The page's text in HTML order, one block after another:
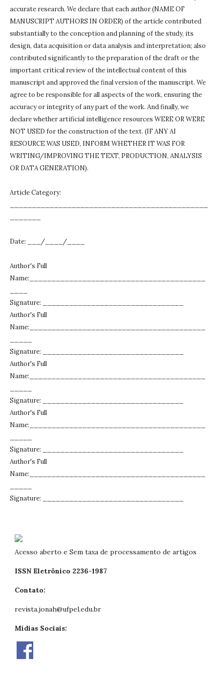
accurate research. We declare that each author (NAME OF
MANUSCRIPT AUTHORS IN ORDER) of the article contributed
substantially to the conception and planning of the study, its
design, data acquisition or data analysis and interpretation; also
contributed significantly to the preparation of the draft or the
important critical review of the intellectual content of this
manuscript and approved the final version of the manuscript. We
agree to be responsible for all aspects of the work, ensuring the
accuracy or integrity of any part of the work. And finally, we
declare whether artificial intelligence resources WERE OR WERE
NOT USED for the construction of the text. (IF ANY AI
RESOURCE WAS USED, INFORM WHETHER IT WAS FOR
WRITING/IMPROVING THE TEXT, PRODUCTION, ANALYSIS
OR DATA GENERATION).
Article Category:
Date: ___/____/____
Author's Full
Name:________________________________________
Signature: ________________________________
Author's Full
Name:________________________________________
Signature: ________________________________
Author's Full
Name:________________________________________
Signature: ________________________________
Author's Full
Name:________________________________________
Signature: ________________________________
Author's Full
Name:________________________________________
Signature: ________________________________
Acesso aberto e Sem taxa de processamento de artigos
ISSN Eletrônico 2236-1987
Contato:
revista.jonah@ufpel.edu.br
Mídias Sociais: